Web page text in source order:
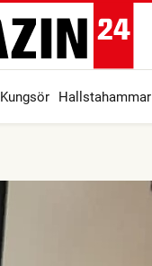
Kungsör Hallstahammar